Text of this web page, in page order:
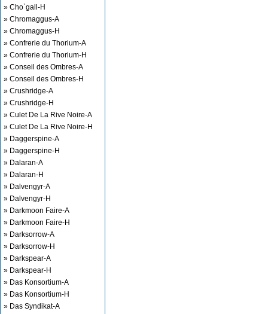
» Cho`gall-H
» Chromaggus-A
» Chromaggus-H
» Confrerie du Thorium-A
» Confrerie du Thorium-H
» Conseil des Ombres-A
» Conseil des Ombres-H
» Crushridge-A
» Crushridge-H
» Culet De La Rive Noire-A
» Culet De La Rive Noire-H
» Daggerspine-A
» Daggerspine-H
» Dalaran-A
» Dalaran-H
» Dalvengyr-A
» Dalvengyr-H
» Darkmoon Faire-A
» Darkmoon Faire-H
» Darksorrow-A
» Darksorrow-H
» Darkspear-A
» Darkspear-H
» Das Konsortium-A
» Das Konsortium-H
» Das Syndikat-A